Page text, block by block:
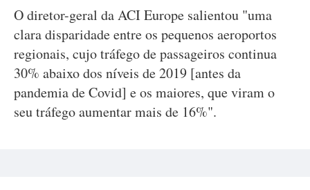
O diretor-geral da ACI Europe salientou "uma
clara disparidade entre os pequenos aeroportos
regionais, cujo tráfego de passageiros continua
30% abaixo dos níveis de 2019 [antes da
pandemia de Covid] e os maiores, que viram o
seu tráfego aumentar mais de 16%".